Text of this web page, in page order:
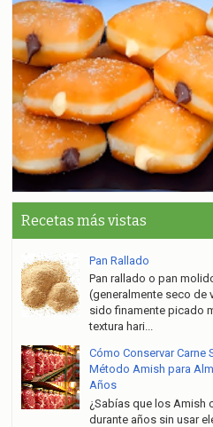
Recetas más vistas
Pan Rallado
Pan rallado o pan
(generalmente seco de
sido finamente picado
textura hari...
Cómo Conservar Carne
Método Amish para
Años
¿Sabías que los Amish
durante años sin usar